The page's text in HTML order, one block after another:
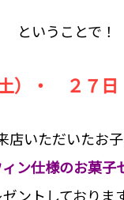
ということで！
）・ ２７日
店いただいたお
ン仕様のお菓子
ゼントしておりま